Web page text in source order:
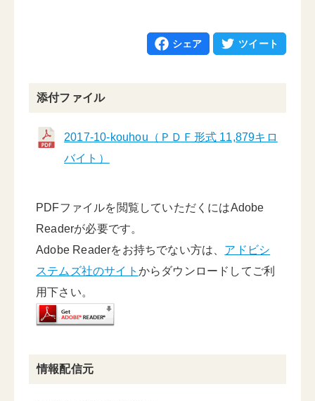
シェア ツイート
添付ファイル
2017-10-kouhou（ＰＤＦ形式 11,879キロ
バイト）
PDFファイルを閲覧していただくにはAdobe
Readerが必要です。
Adobe Readerをお持ちでない方は、 アドビシ
ステムズ社のサイト からダウンロードしてご利
用下さい。
情報配信元